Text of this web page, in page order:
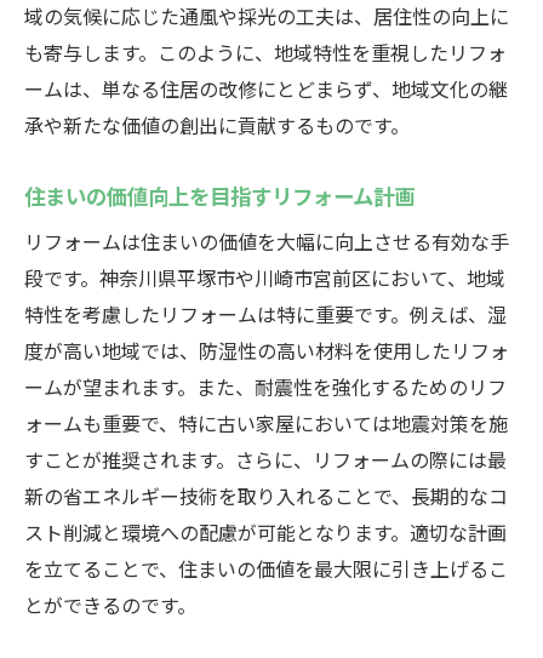
域の気候に応じた通風や採光の工夫は、居住性の向上に
も寄与します。このように、地域特性を重視したリフォ
ームは、単なる住居の改修にとどまらず、地域文化の継
承や新たな価値の創出に貢献するものです。
住まいの価値向上を目指すリフォーム計画
リフォームは住まいの価値を大幅に向上させる有効な手
段です。神奈川県平塚市や川崎市宮前区において、地域
特性を考慮したリフォームは特に重要です。例えば、湿
度が高い地域では、防湿性の高い材料を使用したリフォ
ームが望まれます。また、耐震性を強化するためのリフ
ォームも重要で、特に古い家屋においては地震対策を施
すことが推奨されます。さらに、リフォームの際には最
新の省エネルギー技術を取り入れることで、長期的なコ
スト削減と環境への配慮が可能となります。適切な計画
を立てることで、住まいの価値を最大限に引き上げるこ
とができるのです。